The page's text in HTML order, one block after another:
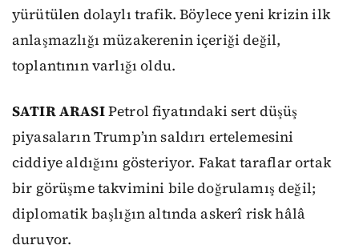
yürütülen dolaylı trafik. Böylece yeni krizin ilk
anlaşmazlığı müzakerenin içeriği değil,
toplantının varlığı oldu.
SATIR ARASIPetrol fiyatındaki sert düşüş
piyasaların Trump’ın saldırı ertelemesini
ciddiye aldığını gösteriyor. Fakat taraflar ortak
bir görüşme takvimini bile doğrulamış değil;
diplomatik başlığın altında askerî risk hâlâ
duruyor.